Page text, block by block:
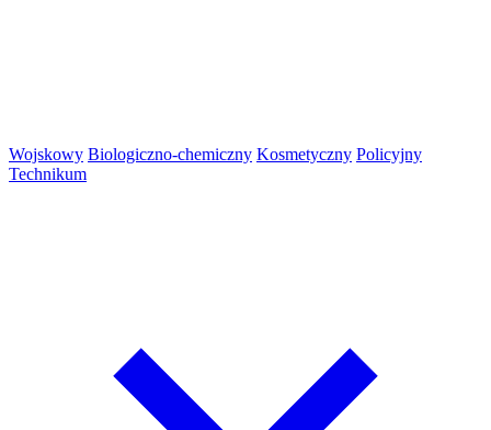
Wojskowy Biologiczno-chemiczny Kosmetyczny Policyjny
Technikum